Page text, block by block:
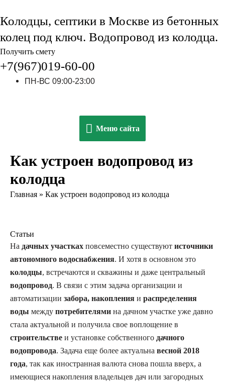
Колодцы, септики в Москве из бетонных
колец под ключ. Водопровод из колодца.
Получить смету
+7(967)019-60-00
ПН-ВС 09:00-23:00
Меню
Меню сайта
Как устроен водопровод из
колодца
Главная » Как устроен водопровод из колодца
Статьи
На дачных участках повсеместно существуют источники
автономного водоснабжения. И хотя в основном это
колодцы, встречаются и скважины и даже центральный
водопровод. В связи с этим задача организации и
автоматизации забора, накопления и распределения
воды между потребителями на дачном участке уже давно
стала актуальной и получила свое воплощение в
строительстве и установке собственного дачного
водопровода. Задача еще более актуальна весной 2018
года, так как иностранная валюта снова пошла вверх, а
имеющиеся накопления владельцев дач или загородных